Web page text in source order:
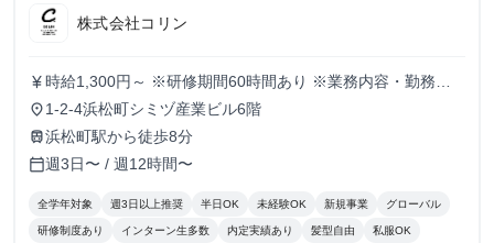
株式会社コリン
currency_yen 時給1,300円～ ※研修期間60時間あり ※業務内容・勤務状
況により決定
place 1-2-4浜松町シミヅ産業ビル6階
train浜松町駅から徒歩8分
calendar_today週3日〜 / 週12時間〜
全学年対象 週3日以上推奨 半日OK 未経験OK 新規事業 グローバル
研修制度あり インターン生多数 内定実績あり 髪型自由 私服OK